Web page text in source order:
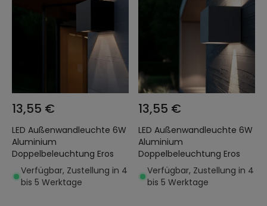
13,55 €
LED Außenwandleuchte 6W
Aluminium
Doppelbeleuchtung Eros
Verfügbar, Zustellung in 4
bis 5 Werktage
13,55 €
LED Außenwandleuchte 6W
Aluminium
Doppelbeleuchtung Eros
Verfügbar, Zustellung in 4
bis 5 Werktage